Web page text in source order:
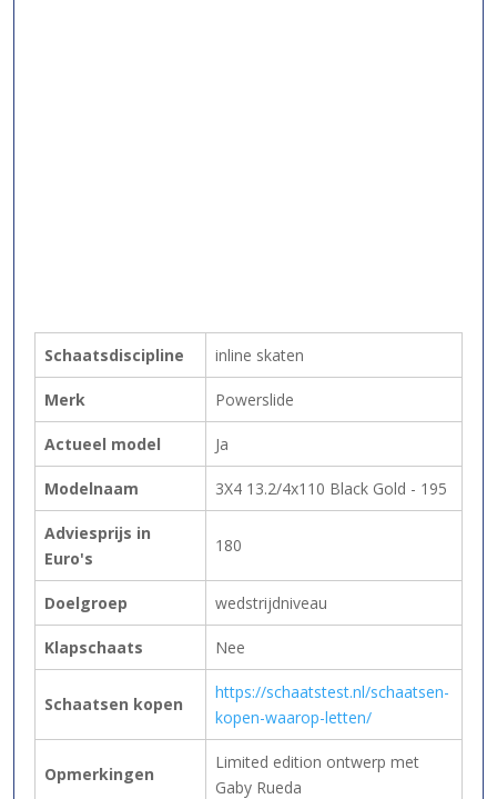
Schaatsdiscipline inline skaten
Merk Powerslide
Actueel model Ja
Modelnaam 3X4 13.2/4x110 Black Gold - 195
Adviesprijs in
Euro's
180
Doelgroep wedstrijdniveau
Klapschaats Nee
Schaatsen kopen
https://schaatstest.nl/schaatsen-
kopen-waarop-letten/
Opmerkingen
Limited edition ontwerp met
Gaby Rueda